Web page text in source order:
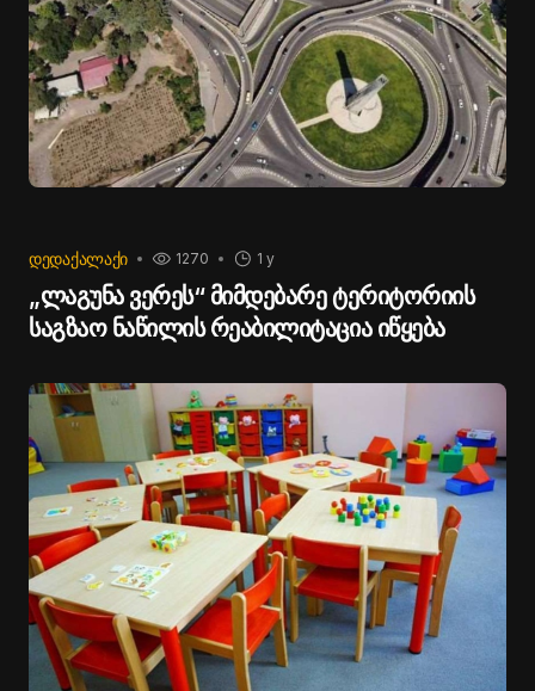
ᲓᲔᲓᲐᲥᲐᲚᲐᲥᲘ 1 y
1270
„ლაგუნა ვერეს“ მიმდებარე ტერიტორიის
საგზაო ნაწილის რეაბილიტაცია იწყება